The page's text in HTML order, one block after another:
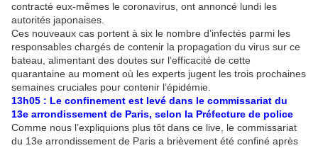
contracté eux-mêmes le coronavirus, ont annoncé lundi les
autorités japonaises.
Ces nouveaux cas portent à six le nombre d’infectés parmi les
responsables chargés de contenir la propagation du virus sur ce
bateau, alimentant des doutes sur l’efficacité de cette
quarantaine au moment où les experts jugent les trois prochaines
semaines cruciales pour contenir l’épidémie.
13h05 : Le confinement est levé dans le commissariat du
13e arrondissement de Paris, selon la Préfecture de police
Comme nous l’expliquions plus tôt dans ce live, le commissariat
du 13e arrondissement de Paris a brièvement été confiné après